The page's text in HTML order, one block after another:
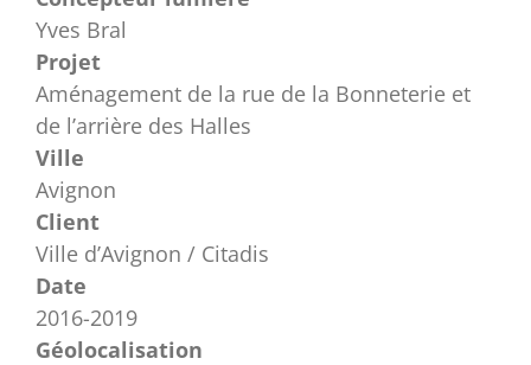
Yves Bral
Projet
Aménagement de la rue de la Bonneterie et
de l’arrière des Halles
Ville
Avignon
Client
Ville d’Avignon / Citadis
Date
2016-2019
Géolocalisation